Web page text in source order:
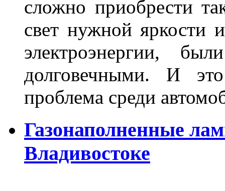
сложно приобрести
свет нужной яркости
электроэнергии,
долговечными. И
проблема среди
Газонаполненные
Владивостоке